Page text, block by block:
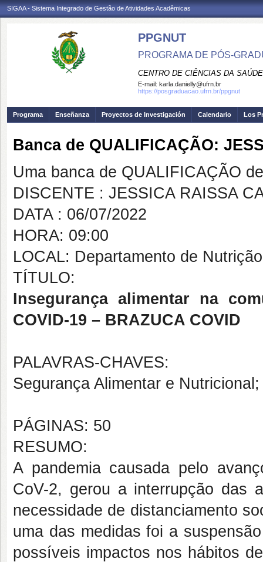
SIGAA - Sistema Integrado de Gestão de Atividades Acadêmicas
PPGNUT
PROGRAMA DE PÓS-
CENTRO DE CIÊNCIAS DA SAÚDE
E-mail: karla.danielly@ufrn.br
https://posgraduacao.ufrn.br/ppgnut
Programa Enseñanza Proyectos de Investigación Calendario Los
Banca de QUALIFICAÇÃO:
Uma banca de QUALIFICAÇÃO
DISCENTE : JESSICA RAISSA
DATA : 06/07/2022
HORA: 09:00
LOCAL: Departamento de
TÍTULO:
Insegurança alimentar na
COVID-19 – BRAZUCA COVID
PALAVRAS-CHAVES:
Segurança Alimentar e
PÁGINAS: 50
RESUMO:
A pandemia causada pelo
CoV-2, gerou a interrupção das
necessidade de distanciamento
uma das medidas foi a
possíveis impactos nos hábitos